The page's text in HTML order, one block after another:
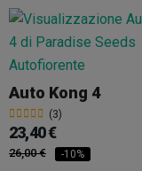
Auto Kong 4
(3)
23,40 €
26,00 € -10%